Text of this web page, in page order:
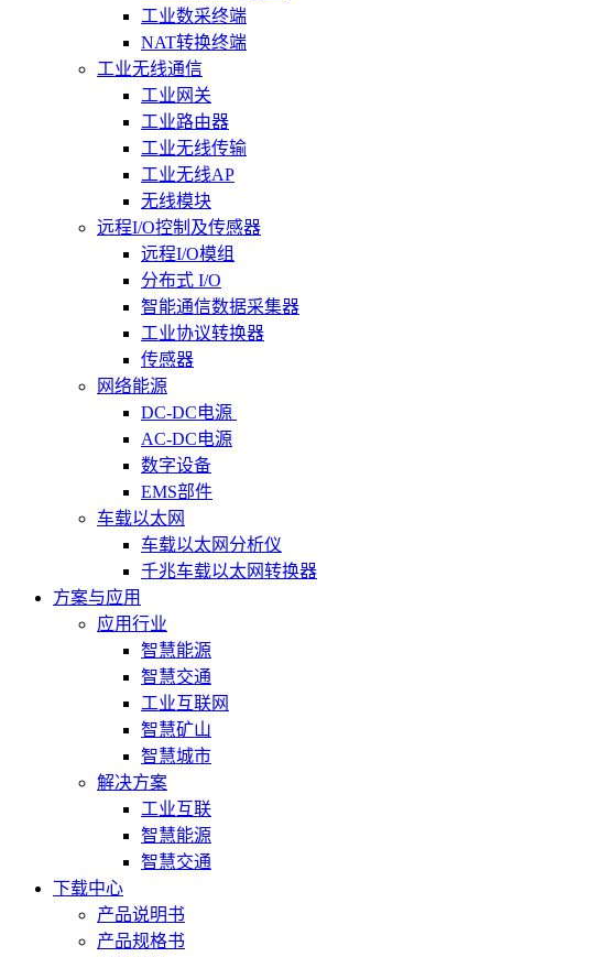
工业数采终端
NAT转换终端
工业无线通信
工业网关
工业路由器
工业无线传输
工业无线AP
无线模块
远程I/O控制及传感器
远程I/O模组
分布式 I/O
智能通信数据采集器
工业协议转换器
传感器
网络能源
DC-DC电源
AC-DC电源
数字设备
EMS部件
车载以太网
车载以太网分析仪
千兆车载以太网转换器
方案与应用
应用行业
智慧能源
智慧交通
工业互联网
智慧矿山
智慧城市
解决方案
工业互联
智慧能源
智慧交通
下载中心
产品说明书
产品规格书